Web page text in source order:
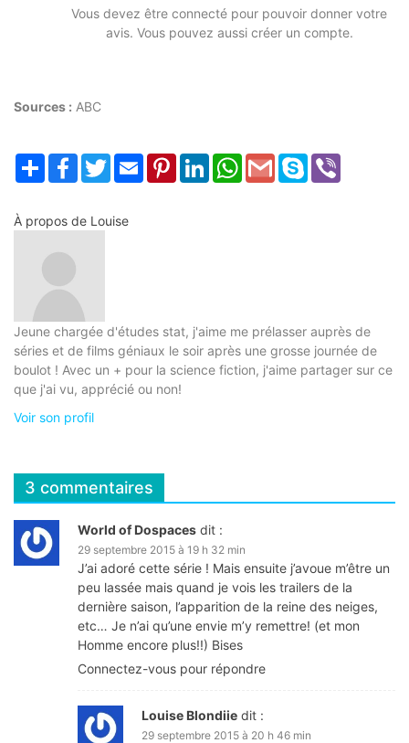
Vous devez être connecté pour pouvoir donner votre
avis. Vous pouvez aussi créer un compte.
Sources : ABC
PartagerFacebook
TwitterEmail PinterestLinkedInWhatsApp
Gmail Skype
À propos de Louise
Jeune chargée d'études stat, j'aime me prélasser auprès de
séries et de films géniaux le soir après une grosse journée de
boulot ! Avec un + pour la science fiction, j'aime partager sur ce
que j'ai vu, apprécié ou non!
Voir son profil
3 commentaires
World of Dospaces dit :
29 septembre 2015 à 19 h 32 min
J’ai adoré cette série ! Mais ensuite j’avoue m’être un
peu lassée mais quand je vois les trailers de la
dernière saison, l’apparition de la reine des neiges,
etc… Je n’ai qu’une envie m’y remettre! (et mon
Homme encore plus!!) Bises
Connectez-vous pour répondre
Louise Blondiie dit :
29 septembre 2015 à 20 h 46 min